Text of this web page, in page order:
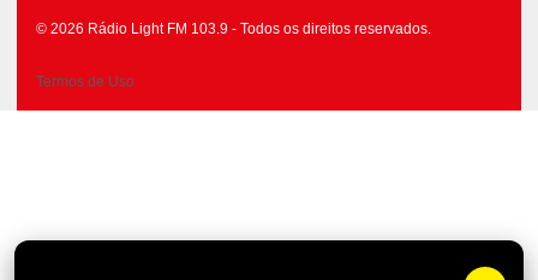
© 2026 Rádio Light FM 103.9 - Todos os direitos reservados.
Termos de Uso